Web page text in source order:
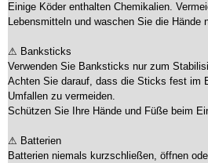
Einige Köder enthalten Chemikalien.
Lebensmitteln und waschen Sie die Hände
⚠ Banksticks
Verwenden Sie Banksticks nur zum
Achten Sie darauf, dass die Sticks fest im
Umfallen zu vermeiden.
Schützen Sie Ihre Hände und Füße beim
⚠ Batterien
Batterien niemals kurzschließen, öffnen